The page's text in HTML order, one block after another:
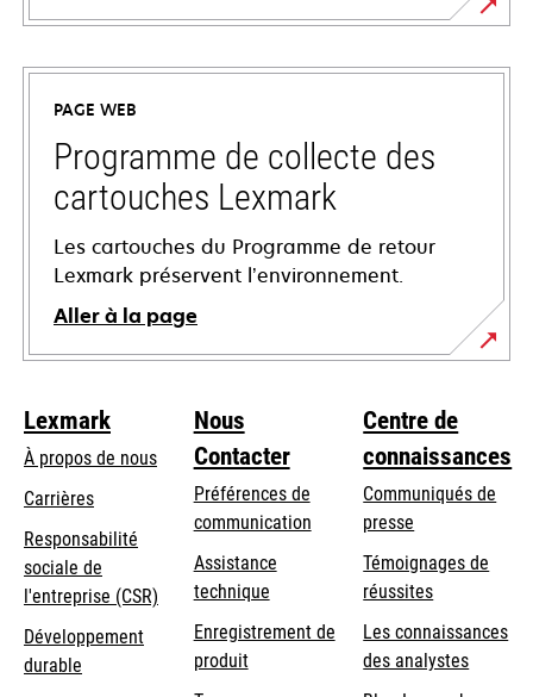
s’ouvre
dans
nouvel
onglet
PAGE WEB
Programme de collecte des
cartouches Lexmark
Les cartouches du Programme de retour
Lexmark préservent l’environnement.
Aller à la page
Lexmark
À propos de nous
Carrières
s’ouvre
dans
un
nouvel
onglet
Responsabilité
sociale de
l'entreprise (CSR) s’ouvre
Développement
durable
Nous
Contacter
Préférences de
communication
s’ouvre
dans
un
nouvel
onglet
Assistance
techniques’ouvre
un
Enregistrement de
produit
Centre de
connaissances
Communiqués de
presse
Témoignages de
réussites
Les connaissances
des analystes